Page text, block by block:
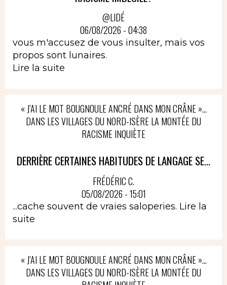
@LIDÉ
06/08/2026 - 04:38
vous m'accusez de vous insulter, mais vos
propos sont lunaires.
Lire la suite
« J’AI LE MOT BOUGNOULE ANCRÉ DANS MON CRÂNE »…
DANS LES VILLAGES DU NORD-ISÈRE LA MONTÉE DU
RACISME INQUIÈTE
DERRIÈRE CERTAINES HABITUDES DE LANGAGE SE...
FRÉDÉRIC C.
05/08/2026 - 15:01
...cache souvent de vraies saloperies. Lire la
suite
« J’AI LE MOT BOUGNOULE ANCRÉ DANS MON CRÂNE »…
DANS LES VILLAGES DU NORD-ISÈRE LA MONTÉE DU